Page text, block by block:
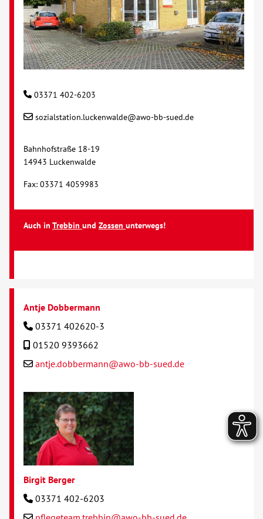
03371 402-6203
sozialstation.luckenwalde@awo-bb-sued.de
Bahnhofstraße 18-19
14943 Luckenwalde
Fax: 03371 4059983
Auch in Trebbin und Zossen unterwegs!
Antje Dobbermann
03371 402620-3
01520 9393662
antje.dobbermann@awo-bb-sued.de
Birgit Berger
03371 402-6203